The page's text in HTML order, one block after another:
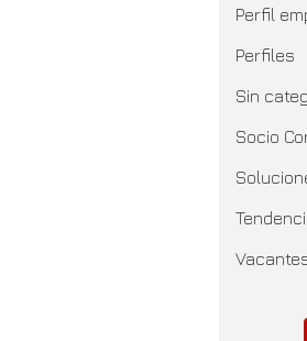
Perfil
Perfiles
Sin
Socio